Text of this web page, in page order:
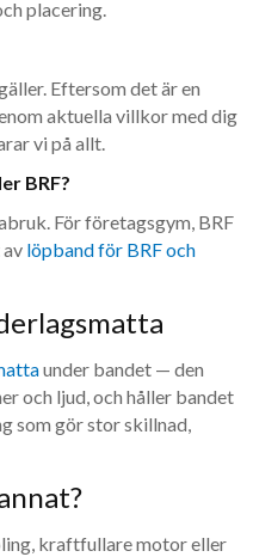
placering.
Eftersom det är en
aktuella villkor med dig
vi på allt.
BRF?
För företagsgym, BRF
löpband för BRF och
under bandet — den
och ljud, och håller bandet
som gör stor skillnad,
kraftfullare motor eller